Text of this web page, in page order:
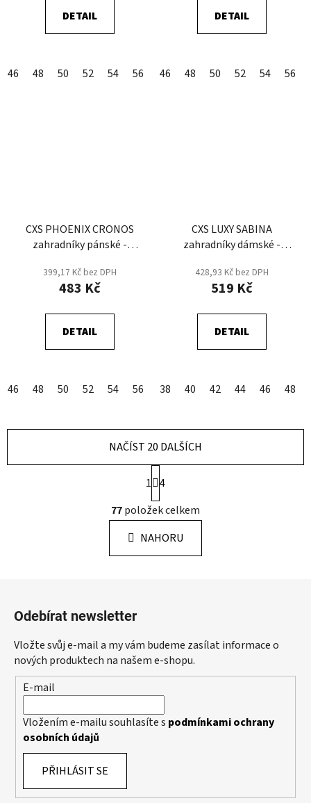
DETAIL
46 48 50 52 54 56 58 60 62 64 66 68
DETAIL
46 48 50 52 54 56
CXS PHOENIX CRONOS
zahradníky pánské -
399,17 Kč bez DPH
483 Kč
DETAIL
46 48 50 52 54 56 58 60 62 64 66 68
CXS LUXY SABINA
zahradníky dámské -
428,93 Kč bez DPH
519 Kč
DETAIL
38 40 42 44 46 48
O
v
á
d
v
k
v
ý
p
NAČÍST 20 DALŠÍCH
S
t
r
á
n
k
1 4
77položek celkem
NAHORU
Odebírat newsletter
Vložte svůj e-mail a my vám budeme zasílat informace o
nových produktech na našem e-shopu.
E-mail
Vložením e-mailu souhlasíte s podmínkami ochrany
osobních údajů
PŘIHLÁSIT SE